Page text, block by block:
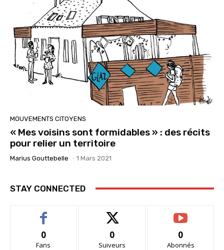
MOUVEMENTS CITOYENS
« Mes voisins sont formidables » : des récits
pour relier un territoire
Marius Gouttebelle - 1 Mars 2021
STAY CONNECTED
0
Fans
0
Suiveurs
0
Abonnés